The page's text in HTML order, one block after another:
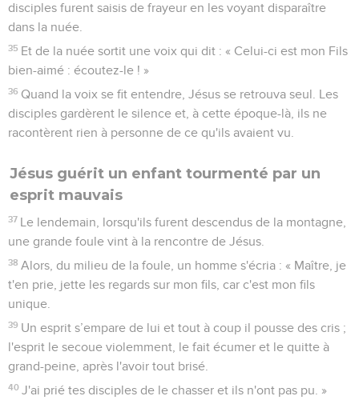
disciples furent saisis de frayeur en les voyant disparaître
dans la nuée.
35 Et de la nuée sortit une voix qui dit : « Celui-ci est mon Fils
bien-aimé : écoutez-le ! »
36 Quand la voix se fit entendre, Jésus se retrouva seul. Les
disciples gardèrent le silence et, à cette époque-là, ils ne
racontèrent rien à personne de ce qu'ils avaient vu.
Jésus guérit un enfant tourmenté par un
esprit mauvais
37 Le lendemain, lorsqu'ils furent descendus de la montagne,
une grande foule vint à la rencontre de Jésus.
38 Alors, du milieu de la foule, un homme s'écria : « Maître, je
t'en prie, jette les regards sur mon fils, car c'est mon fils
unique.
39 Un esprit s’empare de lui et tout à coup il pousse des cris ;
l'esprit le secoue violemment, le fait écumer et le quitte à
grand-peine, après l'avoir tout brisé.
40 J'ai prié tes disciples de le chasser et ils n'ont pas pu. »